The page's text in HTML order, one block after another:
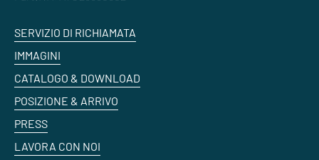
SERVIZIO DI RICHIAMATA
IMMAGINI
CATALOGO & DOWNLOAD
POSIZIONE & ARRIVO
PRESS
LAVORA CON NOI